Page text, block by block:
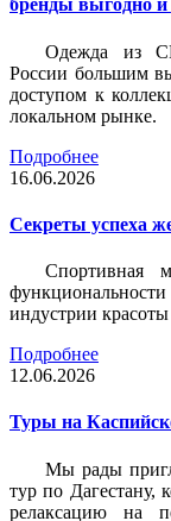
бренды выгодно и
Одежда из
России большим
доступом к
локальном рынке.
Подробнее
16.06.2026
Секреты успеха
Спортивная
индустрии красоты
Подробнее
12.06.2026
Туры на
Мы рады
тур по Дагестану,
релаксацию на